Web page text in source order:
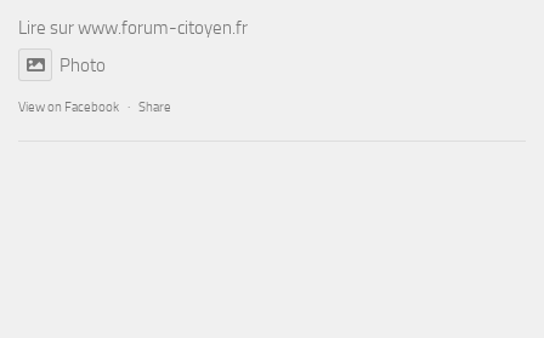
Lire surwww.forum-citoyen.fr
Photo
View on Facebook · Share